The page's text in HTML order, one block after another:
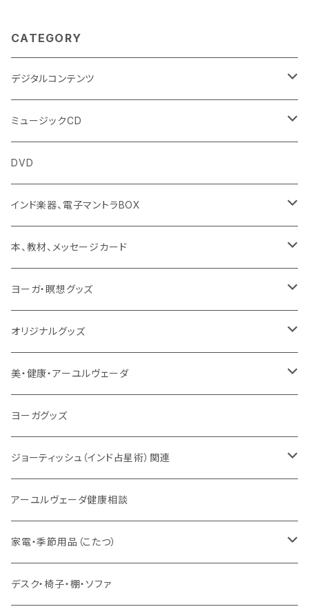
CATEGORY
デジタルコンテンツ
チャンティング（マントラ）
ヨーガスートラ（オーディオ版）
ミュージック
動画
本／資料（PDFデータ）
トウドウ作品
ミュージックCD
イミー・ウーイ
般若心経
マントラ（ヴェーダ）
イミー・ウーイ・メッセージ
ヴェーダプラカーシャ・トウドウ
サンスクリット讃歌、叙事詩
インド古典音楽
ほか
DVD
インド楽器、電子マントラBOX
タンブーラ（オンデマンド/海外直送）
電子タンブーラ
マントラBOX
本、教材、メッセージカード
本
ヴェーダプラカーシャ・トウドウ著作
サンスクリット教材
ヨーガ・瞑想グッズ
シンギングボール
チベタンベル、ティンシャ
線香
法具・珠数・神仏象
ヤントラ
宝石
雑貨
オリジナルグッズ
Tシャツ
VEDAヤントラロゴ入り
スマホケース
VEDA CENTER ヤントラロゴ入り
美・健康・アーユルヴェーダ
健康全般/アーユルヴェーダ
ボディケア
ヘアケア
オーガニック・アーユルヴェーダ
ヨーガ / 瞑想
毎日の生活目的
ヨーガグッズ
ジョーティッシュ（インド占星術）関連
総合相談
３問コース
５問コース
相性診断
長期予測
アーユルヴェーダ健康相談
家電・季節用品（こたつ）
季節・空調家電
デスク・椅子・棚・ソファ